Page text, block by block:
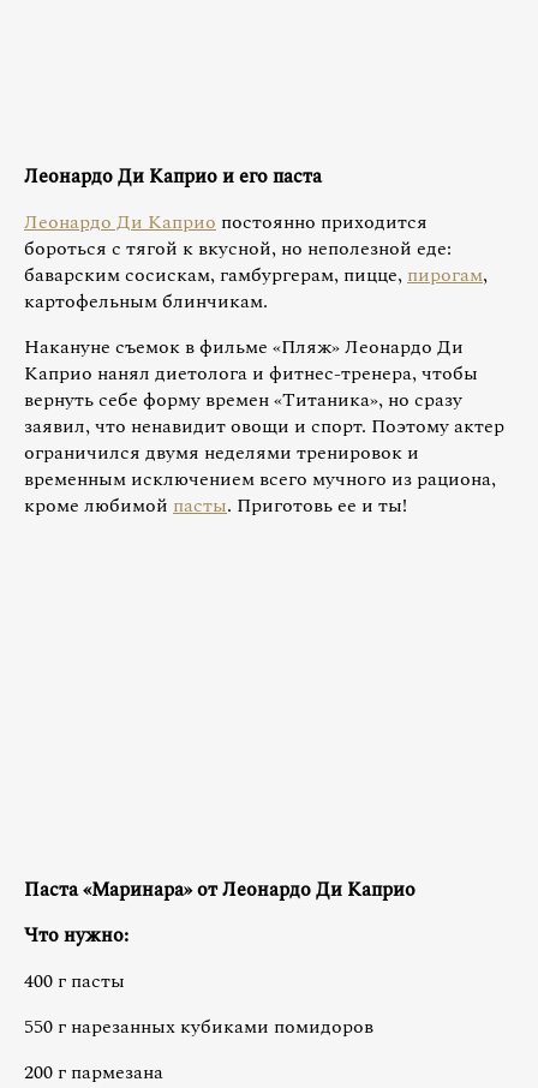
Леонардо Ди Каприо и его паста
Леонардо Ди Каприо постоянно приходится
бороться с тягой к вкусной, но неполезной еде:
баварским сосискам, гамбургерам, пицце,пирогам,
картофельным блинчикам.
Накануне съемок в фильме «Пляж» Леонардо Ди
Каприо нанял диетолога и фитнес-тренера, чтобы
вернуть себе форму времен «Титаника», но сразу
заявил, что ненавидит овощи и спорт. Поэтому актер
ограничился двумя неделями тренировок и
временным исключением всего мучного из рациона,
кроме любимой пасты. Приготовь ее и ты!
Паста «Маринара» от Леонардо Ди Каприо
Что нужно:
400 г пасты
550 г нарезанных кубиками помидоров
200 г пармезана